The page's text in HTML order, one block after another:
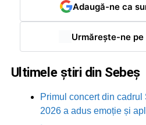
Adaugă-ne ca
Urmărește-ne pe
Ultimele știri din Sebeș
Primul concert din
2026 a adus emoție și